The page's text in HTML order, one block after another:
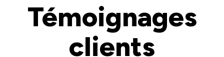
Témoignages
clients